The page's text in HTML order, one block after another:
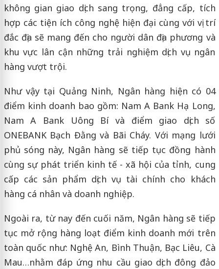
không gian giao dịch sang trọng, đẳng cấp, tích
hợp các tiện ích công nghệ hiện đại cùng với vị trí
đắc địa sẽ mang đến cho người dân địa phương và
khu vực lân cận những trải nghiệm dịch vụ ngân
hàng vượt trội.
Như vậy tại Quảng Ninh, Ngân hàng hiện có 04
điểm kinh doanh bao gồm: Nam A Bank Hạ Long,
Nam A Bank Uông Bí và điểm giao dịch số
ONEBANK Bạch Đằng và Bãi Cháy. Với mạng lưới
phủ sóng này, Ngân hàng sẽ tiếp tục đồng hành
cùng sự phát triển kinh tế - xã hội của tỉnh, cung
cấp các sản phẩm dịch vụ tài chính cho khách
hàng cá nhân và doanh nghiệp.
Ngoài ra, từ nay đến cuối năm, Ngân hàng sẽ tiếp
tục mở rộng hàng loạt điểm kinh doanh mới trên
toàn quốc như: Nghệ An, Bình Thuận, Bạc Liêu, Cà
Mau…nhằm đáp ứng nhu cầu giao dịch đông đảo